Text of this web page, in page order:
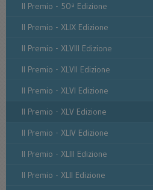
Il Premio - 50ª Edizione
Il Premio - XLIX Edizione
Il Premio - XLVIII Edizione
Il Premio - XLVII Edizione
Il Premio - XLVI Edizione
Il Premio - XLV Edizione
Il Premio - XLIV Edizione
Il Premio - XLIII Edizione
Il Premio - XLII Edizione